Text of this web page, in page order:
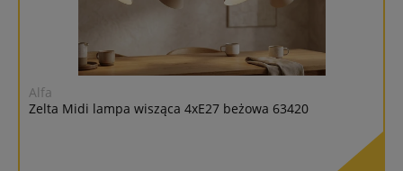
Alfa
Zelta Midi lampa wisząca 4xE27 beżowa 63420